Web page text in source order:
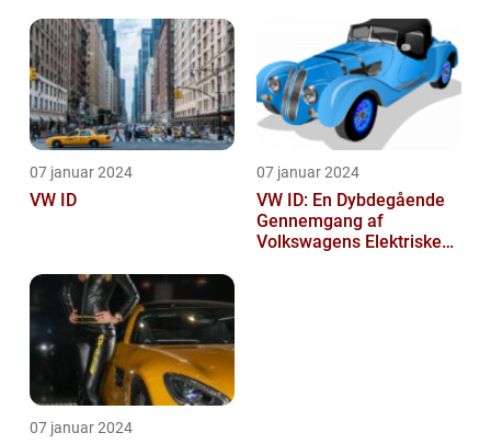
07 januar 2024
VW ID
07 januar 2024
VW ID: En Dybdegående
Gennemgang af
Volkswagens Elektriske
07 januar 2024